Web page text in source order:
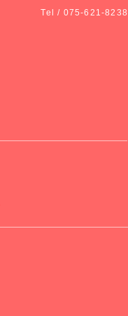
Tel / 075-621-8238